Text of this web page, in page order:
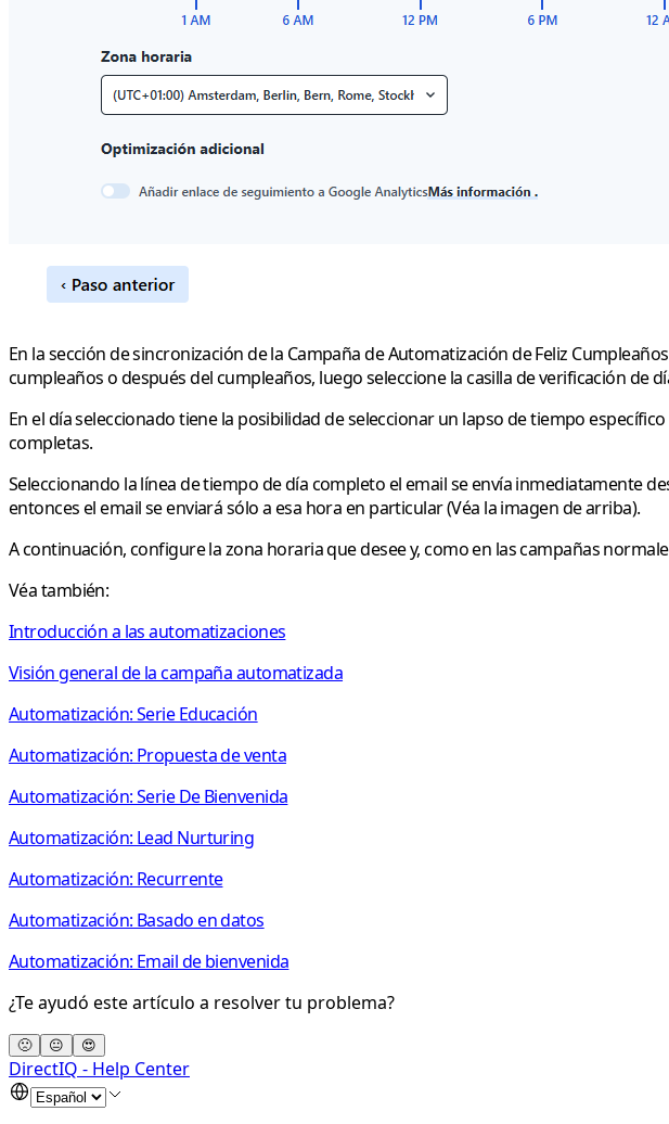
En la sección de sincronización de la Campaña de Automatización de Feliz
cumpleaños o después del cumpleaños, luego seleccione la casilla de verificación de
En el día seleccionado tiene la posibilidad de seleccionar un lapso de tiempo
completas.
Seleccionando la línea de tiempo de día completo el email se envía inmediatamente
entonces el email se enviará sólo a esa hora en particular (Véa la imagen de arriba).
A continuación, configure la zona horaria que desee y, como en las campañas
Véa también:
Introducción a las automatizaciones
Visión general de la campaña automatizada
Automatización: Serie Educación
Automatización: Propuesta de venta
Automatización: Serie De Bienvenida
Automatización: Lead Nurturing
Automatización: Recurrente
Automatización: Basado en datos
Automatización: Email de bienvenida
¿Te ayudó este artículo a resolver tu problema?
🙁 😐 😍
DirectIQ - Help Center